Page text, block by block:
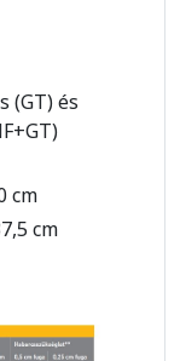
(GT) és
cm
cm